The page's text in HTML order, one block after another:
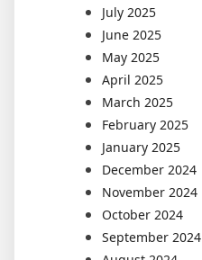
July 2025
June 2025
May 2025
April 2025
March 2025
February 2025
January 2025
December 2024
November 2024
October 2024
September 2024